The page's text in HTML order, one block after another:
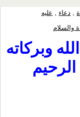
, دعاء , عليه
والسلام
وبركاته